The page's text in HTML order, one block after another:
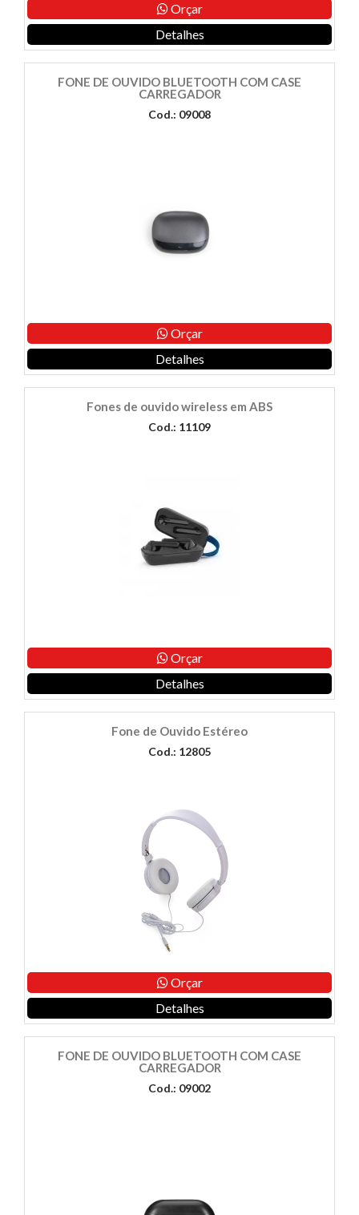
Orçar
Detalhes
FONE DE OUVIDO BLUETOOTH COM CASE
CARREGADOR
Cod.: 09008
Orçar
Detalhes
Fones de ouvido wireless em ABS
Cod.: 11109
Orçar
Detalhes
Fone de Ouvido Estéreo
Cod.: 12805
Orçar
Detalhes
FONE DE OUVIDO BLUETOOTH COM CASE
CARREGADOR
Cod.: 09002